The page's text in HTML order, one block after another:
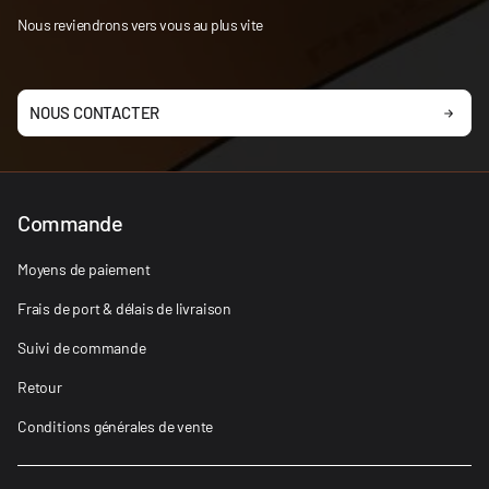
Nous reviendrons vers vous au plus vite
NOUS CONTACTER
Commande
Moyens de paiement
Frais de port & délais de livraison
Suivi de commande
Retour
Conditions générales de vente